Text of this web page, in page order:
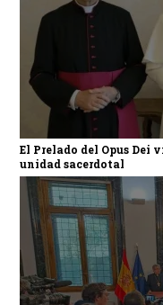
El Prelado del Opus Dei
unidad sacerdotal